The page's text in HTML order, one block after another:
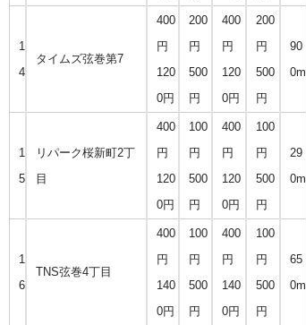
1
4
タイムズ弦巻第7
400
円
120
0円
200
円
500
円
400
円
120
0円
200
円
500
円
90
0m
1
5
リパーク桜新町2丁
目
400
円
120
0円
100
円
500
円
400
円
120
0円
100
円
500
円
29
0m
1
6
TNS弦巻4丁目
400
円
140
0円
100
円
500
円
400
円
140
0円
100
円
500
円
65
0m